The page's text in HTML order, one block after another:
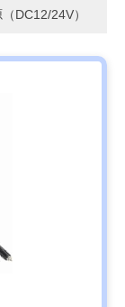
DC12/24V）